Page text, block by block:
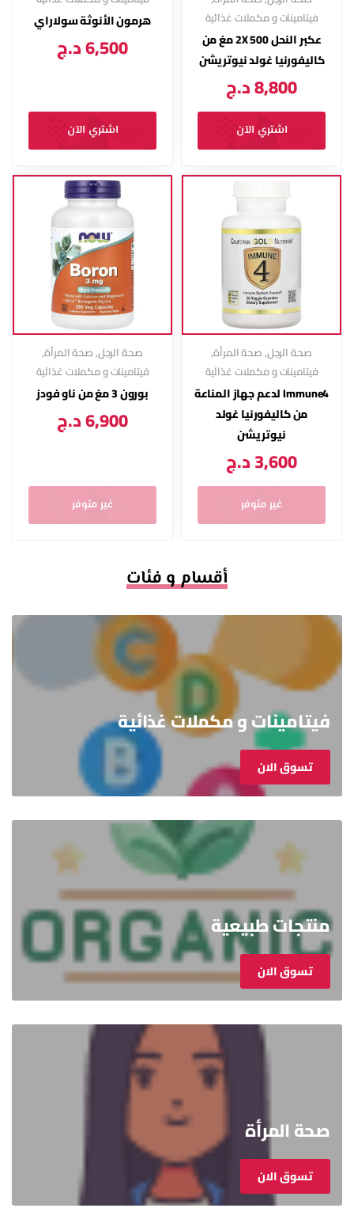
فيتامينات و مكملات غذائية
عكبر النحل 2X 500 مغ من
كاليفورنيا غولد نيوتريشن
8,800د.ج
اشتري الآن
هرمون الأنوثة سولاراي
6,500د.ج
اشتري الآن
صحة الرجل,صحة المرأة,
فيتامينات و مكملات غذائية
Immune4 لدعم جهاز المناعة
من كاليفورنيا غولد
نيوتريشن
3,600د.ج
غير متوفر
صحة الرجل,صحة المرأة,
فيتامينات و مكملات غذائية
بورون 3 مغ من ناو فودز
6,900د.ج
غير متوفر
أقسام و فئات
فيتامينات و مكملات غذائية
تسوق الان
منتجات طبيعية
تسوق الان
صحة المرأة
تسوق الان